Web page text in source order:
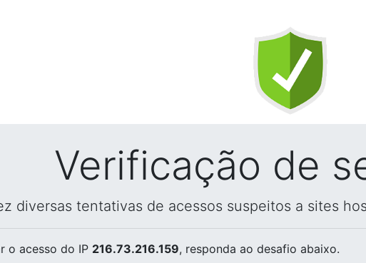
Verificação de
diversas tentativas de acessos suspeitos a sites
o acesso do IP 216.73.216.159, responda ao desafio abaixo.